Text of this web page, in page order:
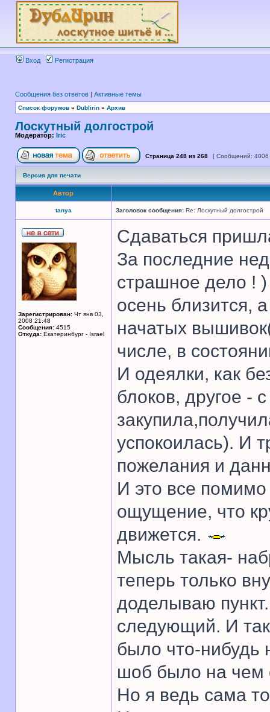
Вход Регистрация
Сообщения без ответов | Активные темы
Список форумов » Dublirin » Архив
Лоскутный долгострой
Модератор: Iric
Страница 248 из 268 [ Сообщений:
Версия для печати
Автор
tanya Заголовок сообщения: Re: Лоскутный долгострой
Зарегистрирован: Чт янв 03,
2008 21:48
Сообщения: 4515
Откуда: Екатеринбург - Israel
Сдаваться
За последние
страшное дело !
осень близится,
начатых
числе, в
И одеялки, как
блоков, другое -
успокоилась). И
пожелания и
И это все помимо
ощущение, что
движется.
Мысль такая-
теперь только
доделываю
следующий. И
было что-нибудь
шоб было на чем
Но я ведь сама